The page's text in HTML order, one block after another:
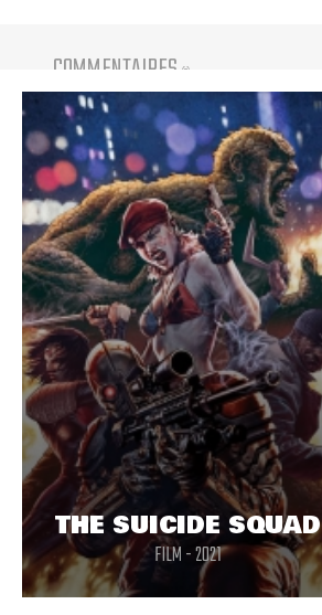
COMMENTAIRES (0)
Vous devez être connecté pour participer
THE SUICIDE SQUAD
FILM - 2021